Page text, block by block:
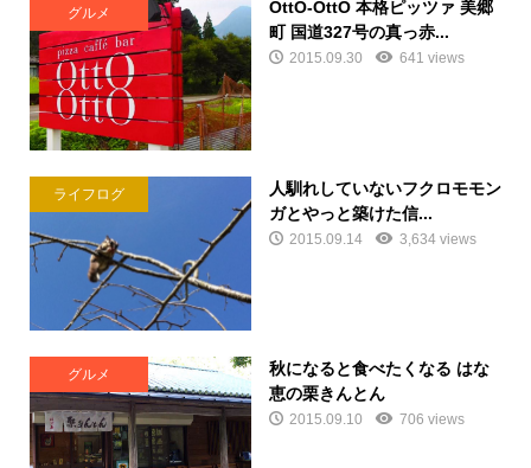
グルメ
OttO-OttO 本格ピッツァ 美郷
町 国道327号の真っ赤...
2015.09.30 641 views
ライフログ
人馴れしていないフクロモモン
ガとやっと築けた信...
2015.09.14 3,634 views
グルメ
秋になると食べたくなる はな
恵の栗きんとん
2015.09.10 706 views